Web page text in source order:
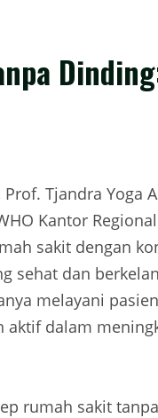
Prof. Tjandra Yoga
Kantor
sakit dengan
sehat dan
melayani
dalam
rumah sakit